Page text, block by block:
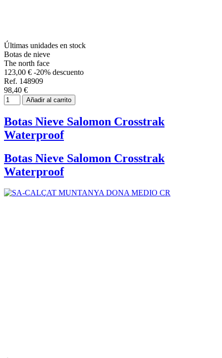
Últimas unidades en stock
Botas de nieve
The north face
123,00 € -20% descuento
Ref. 148909
98,40 €
Añadir al carrito
Botas Nieve Salomon Crosstrak
Waterproof
Botas Nieve Salomon Crosstrak
Waterproof